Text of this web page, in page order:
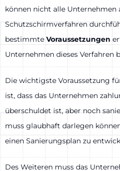
können nicht alle Unternehmen
Schutzschirmverfahren
bestimmte Voraussetzungen
Unternehmen dieses Verfahren
Die wichtigste Voraussetzung
ist, dass das Unternehmen
überschuldet ist, aber noch
muss glaubhaft darlegen
einen Sanierungsplan zu
Des Weiteren muss das